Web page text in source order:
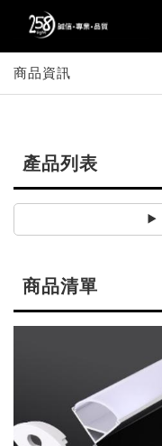
商品資訊
產品列表
商品清單